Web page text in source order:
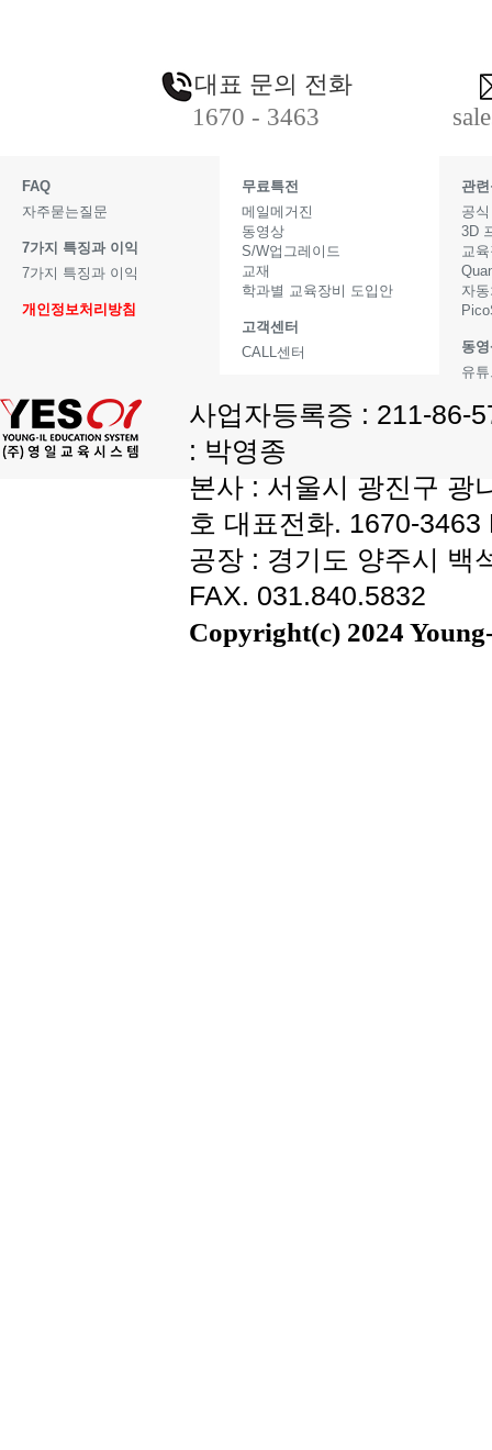
대표 문의 전화
1670 - 3463
FAQ
자주묻는질문
7가지 특징과 이익
7가지 특징과 이익
개인정보처리방침
무료특전
메일메거진
동영상
S/W업그레이드
교재
학과별 교육장비 도입안
고객센터
CALL센터
관
공
3D
교
자
동
유
사업자등록증 : 211-86-
: 박영종
본사 : 서울시 광진구 광
호 대표전화. 1670-
공장 : 경기도 양주시 백
FAX. 031.840.5832
Copyright(c) 2024